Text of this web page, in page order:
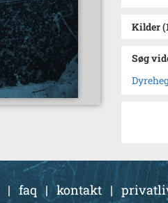
Kilder
Søg
|faq |kontakt|